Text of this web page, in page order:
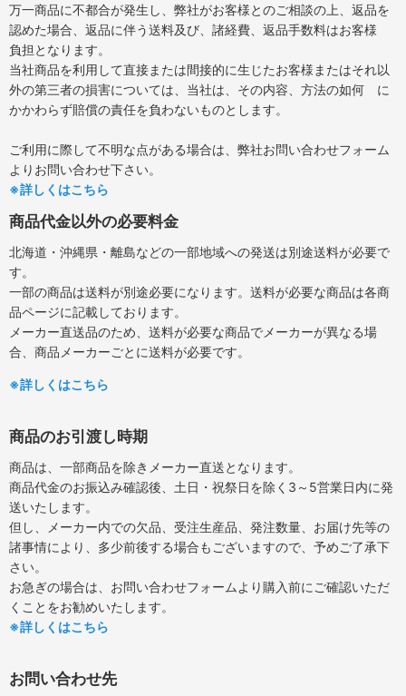
万一商品に不都合が発生し、弊社がお客様とのご相談の上、返品を
認めた場合、返品に伴う送料及び、諸経費、返品手数料はお客様
負担となります。
当社商品を利用して直接または間接的に生じたお客様またはそれ以
外の第三者の損害については、当社は、その内容、方法の如何 に
かかわらず賠償の責任を負わないものとします。
ご利用に際して不明な点がある場合は、弊社お問い合わせフォーム
よりお問い合わせ下さい。
※詳しくはこちら
商品代金以外の必要料金
北海道・沖縄県・離島などの一部地域への発送は別途送料が必要で
す。
一部の商品は送料が別途必要になります。送料が必要な商品は各商
品ページに記載しております。
メーカー直送品のため、送料が必要な商品でメーカーが異なる場
合、商品メーカーごとに送料が必要です。
※詳しくはこちら
商品のお引渡し時期
商品は、一部商品を除きメーカー直送となります。
商品代金のお振込み確認後、土日・祝祭日を除く3～5営業日内に発
送いたします。
但し、メーカー内での欠品、受注生産品、発注数量、お届け先等の
諸事情により、多少前後する場合もございますので、予めご了承下
さい。
お急ぎの場合は、お問い合わせフォームより購入前にご確認いただ
くことをお勧めいたします。
※詳しくはこちら
お問い合わせ先